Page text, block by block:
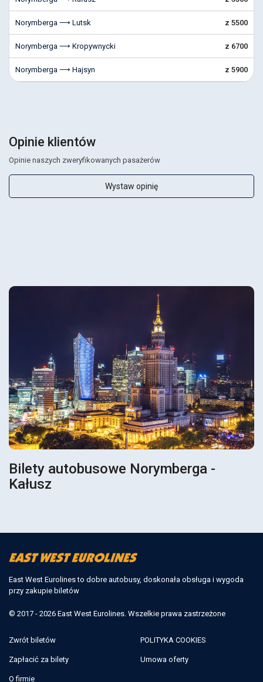
Norymberga ⟶ Lutsk z 5500
Norymberga ⟶ Kropywnycki z 6700
Norymberga ⟶ Hajsyn z 5900
Opinie klientów
Opinie naszych zweryfikowanych pasażerów
Wystaw opinię
Bilety autobusowe Norymberga -
Kałusz
East West Eurolines to dobre autobusy, doskonała obsługa i wygoda
przy zakupie biletów
© 2017 - 2026 East West Eurolines. Wszelkie prawa zastrzeżone
Zwrót biletów
Zapłacić za bilety
O firmie
POLITYKA COOKIES
Umowa oferty